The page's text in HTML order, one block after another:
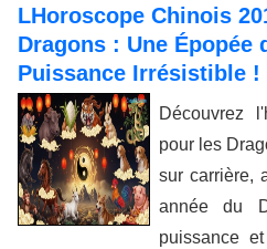
LHoroscope Chinois
Dragons : Une Épopée
Puissance Irrésistible !
Découvrez
pour les
sur carrière,
année du
puissance